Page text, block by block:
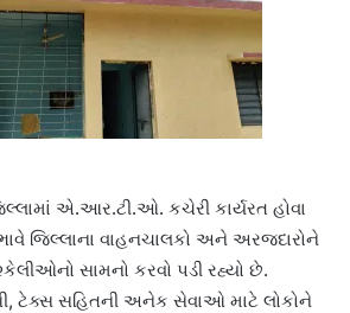
એ.આર.ટી.ઓ. કચેરી કાર્યરત હોવા
જિલ્લાના વાહનચાલકો અને અરજદારોને
સામનો કરવો પડી રહ્યો છે.
ટેક્સ સહિતની અનેક સેવાઓ માટે લોકોને